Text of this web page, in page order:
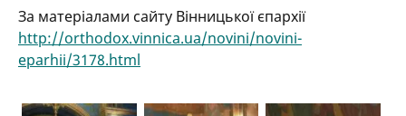
За матеріалами сайту Вінницької єпархії
http://orthodox.vinnica.ua/novini/novini-
eparhii/3178.html